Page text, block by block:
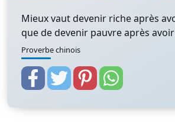
Mieux vaut devenir riche après
que de devenir pauvre après
Proverbe chinois